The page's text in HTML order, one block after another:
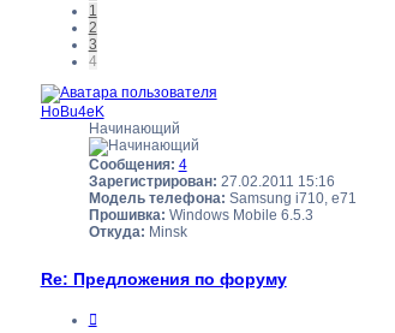
1
2
3
4
HoBu4eK
Начинающий
Сообщения: 4
Зарегистрирован: 27.02.2011 15:16
Модель телефона: Samsung i710, e71
Прошивка: Windows Mobile 6.5.3
Откуда: Minsk
Re: Предложения по форуму
Цитата